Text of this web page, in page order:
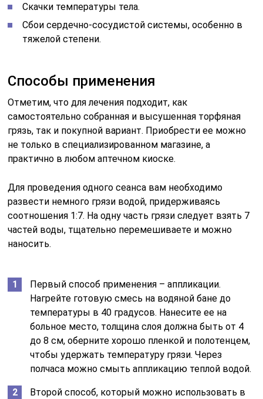
развести немного грязи водой, придерживаясь
соотношения 1:7. На одну часть грязи следует взять 7
частей воды, тщательно перемешиваете и можно
Нагрейте готовую смесь на водяной бане до
температуры в 40 градусов. Нанесите ее на
больное место, толщина слоя должна быть от 4
до 8 см, оберните хорошо пленкой и полотенцем,
полчаса можно смыть аппликацию теплой водой.
Второй способ, который можно использовать в
домашних условиях, подходит при артрите кистей
и стоп. Подогретую грязь помещают в плотный
полиэтиленовый пакет, куда нужно засунуть
пожелать под одеялом. Длительность курса – от
8 до 12 дней. На протяжении года можно пройти 2
– 3 таких курса.
Показания к применению
I. Болезни костно-мышечной системы и